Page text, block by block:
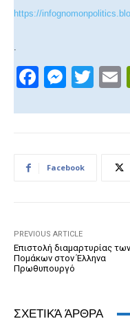
https://
.
F
c
b
k
M
ss
n
T
tt
Facebook
PREVIOUS ARTICLE
Επιστολή διαμαρτυρίας των
Πομάκων στον Έλληνα
Πρωθυπουργό
ΣΧΕΤΙΚΆ ΆΡΘΡΑ